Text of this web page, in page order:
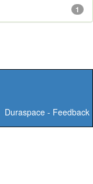
1
Duraspace - Feedback